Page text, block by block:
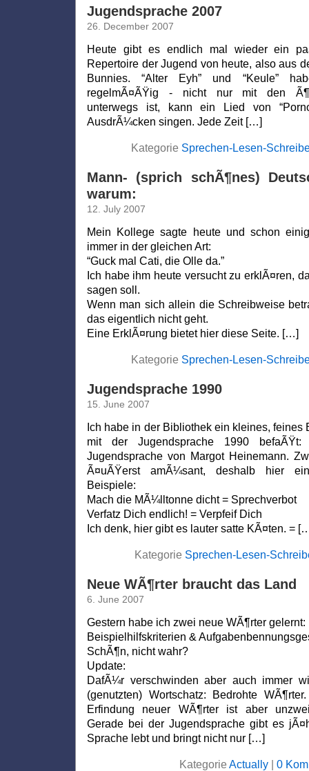
Jugendsprache 2007
26. December 2007
Heute gibt es endlich mal wieder ein
Repertoire der Jugend von heute, also aus
Bunnies. “Alter Eyh” und “Keule”
regelmÃ¤ÃŸig - nicht nur mit den
unterwegs ist, kann ein Lied von
AusdrÃ¼cken singen. Jede Zeit […]
Kategorie Sprechen-Lesen-
Mann- (sprich schÃ¶nes)
warum:
12. July 2007
Mein Kollege sagte heute und schon
immer in der gleichen Art:
“Guck mal Cati, die Olle da.”
Ich habe ihm heute versucht zu erklÃ¤ren,
sagen soll.
Wenn man sich allein die Schreibweise
das eigentlich nicht geht.
Eine ErklÃ¤rung bietet hier diese Seite. […]
Kategorie Sprechen-Lesen-
Jugendsprache 1990
15. June 2007
Ich habe in der Bibliothek ein kleines,
mit der Jugendsprache 1990 befaÃŸt:
Jugendsprache von Margot Heinemann.
Ã¤uÃŸerst amÃ¼sant, deshalb hier
Beispiele:
Mach die MÃ¼lltonne dicht = Sprechverbot
Verfatz Dich endlich! = Verpfeif Dich
Ich denk, hier gibt es lauter satte KÃ¤ten. =
Kategorie Sprechen-Lesen-
Neue WÃ¶rter braucht das Land
6. June 2007
Gestern habe ich zwei neue WÃ¶rter gelernt:
Beispielhilfskriterien &
SchÃ¶n, nicht wahr?
Update:
DafÃ¼r verschwinden aber auch immer
(genutzten) Wortschatz: Bedrohte
Erfindung neuer WÃ¶rter ist aber
Gerade bei der Jugendsprache gibt es
Sprache lebt und bringt nicht nur […]
Kategorie Actually 0